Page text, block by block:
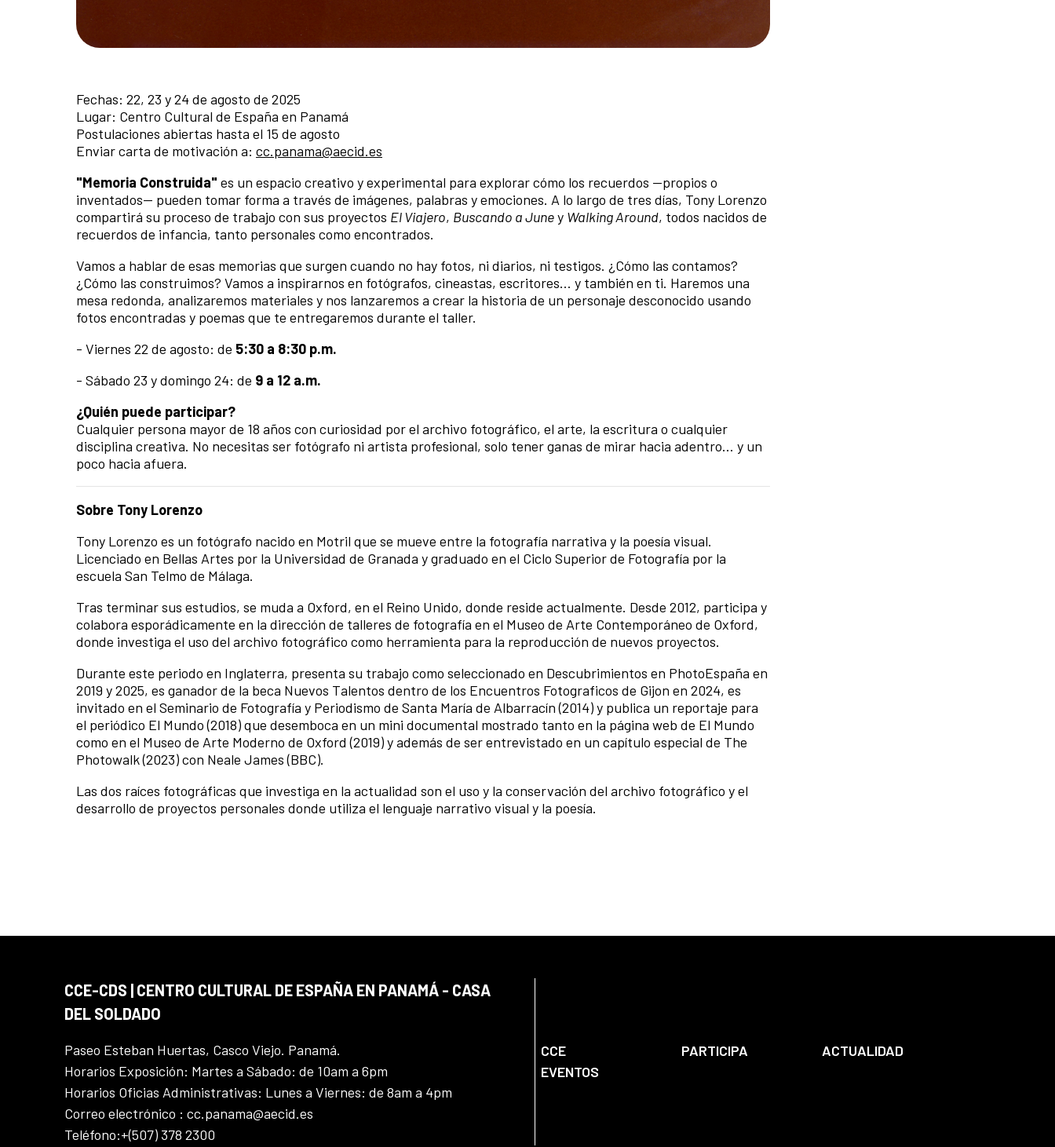
Fechas: 22, 23 y 24 de agosto de 2025
Lugar: Centro Cultural de España en Panamá
Postulaciones abiertas hasta el 15 de agosto
Enviar carta de motivación a: cc.panama@aecid.es
"Memoria Construida" es un espacio creativo y experimental para explorar cómo los recuerdos —propios o
inventados— pueden tomar forma a través de imágenes, palabras y emociones. A lo largo de tres días, Tony Lorenzo
compartirá su proceso de trabajo con sus proyectos El Viajero, Buscando a Juney Walking Around, todos nacidos de
recuerdos de infancia, tanto personales como encontrados.
Vamos a hablar de esas memorias que surgen cuando no hay fotos, ni diarios, ni testigos. ¿Cómo las contamos?
¿Cómo las construimos? Vamos a inspirarnos en fotógrafos, cineastas, escritores… y también en ti. Haremos una
mesa redonda, analizaremos materiales y nos lanzaremos a crear la historia de un personaje desconocido usando
fotos encontradas y poemas que te entregaremos durante el taller.
- Viernes 22 de agosto: de 5:30 a 8:30 p.m.
- Sábado 23 y domingo 24: de 9 a 12 a.m.
¿Quién puede participar?
Cualquier persona mayor de 18 años con curiosidad por el archivo fotográfico, el arte, la escritura o cualquier
disciplina creativa. No necesitas ser fotógrafo ni artista profesional, solo tener ganas de mirar hacia adentro… y un
poco hacia afuera.
Sobre Tony Lorenzo
Tony Lorenzo es un fotógrafo nacido en Motril que se mueve entre la fotografía narrativa y la poesía visual.
Licenciado en Bellas Artes por la Universidad de Granada y graduado en el Ciclo Superior de Fotografía por la
escuela San Telmo de Málaga.
Tras terminar sus estudios, se muda a Oxford, en el Reino Unido, donde reside actualmente. Desde 2012, participa y
colabora esporádicamente en la dirección de talleres de fotografía en el Museo de Arte Contemporáneo de Oxford,
donde investiga el uso del archivo fotográfico como herramienta para la reproducción de nuevos proyectos.
Durante este periodo en Inglaterra, presenta su trabajo como seleccionado en Descubrimientos en PhotoEspaña en
2019 y 2025, es ganador de la beca Nuevos Talentos dentro de los Encuentros Fotograficos de Gijon en 2024, es
invitado en el Seminario de Fotografía y Periodismo de Santa María de Albarracín (2014) y publica un reportaje para
el periódico El Mundo (2018) que desemboca en un mini documental mostrado tanto en la página web de El Mundo
como en el Museo de Arte Moderno de Oxford (2019) y además de ser entrevistado en un capítulo especial de The
Photowalk (2023) con Neale James (BBC).
Las dos raíces fotográficas que investiga en la actualidad son el uso y la conservación del archivo fotográfico y el
desarrollo de proyectos personales donde utiliza el lenguaje narrativo visual y la poesía.
CCE-CDS | CENTRO CULTURAL DE ESPAÑA EN PANAMÁ - CASA
DEL SOLDADO
Paseo Esteban Huertas, Casco Viejo. Panamá.
Horarios Exposición: Martes a Sábado: de 10am a 6pm
Horarios Oficias Administrativas: Lunes a Viernes: de 8am a 4pm
Correo electrónico : cc.panama@aecid.es
Teléfono:+(507) 378 2300
CCE PARTICIPA
ACTUALIDAD
EVENTOS